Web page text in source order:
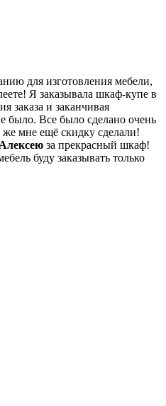
для изготовления мебели,
Я заказывала шкаф-купе в
заказа и заканчивая
было. Все было сделано очень
мне ещё скидку сделали!
Алексею за прекрасный шкаф!
буду заказывать только